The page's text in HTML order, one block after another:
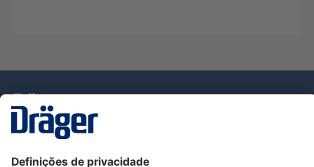
Serviço de Apoio ao Cliente Dräger